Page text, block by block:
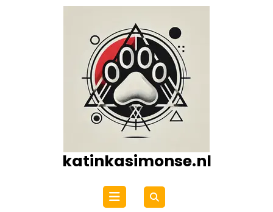
katinkasimonse.nl
Open
menu